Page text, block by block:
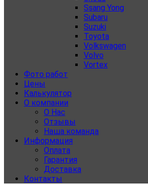
Ssang Yong
Subaru
Suzuki
Toyota
Volkswagen
Volvo
Vortex
Фото работ
Цены
Калькулятор
О компании
О Нас
Отзывы
Наша команда
Информация
Оплата
Гарантия
Доставка
Контакты